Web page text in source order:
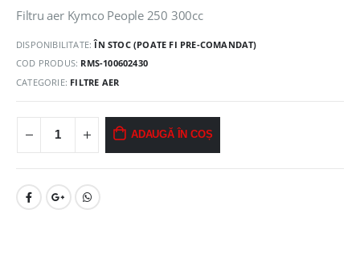
Filtru aer Kymco People 250 300cc
DISPONIBILITATE:ÎN STOC (POATE FI PRE-COMANDAT)
COD PRODUS: RMS-100602430
CATEGORIE: FILTRE AER
ADAUGĂ ÎN COȘ